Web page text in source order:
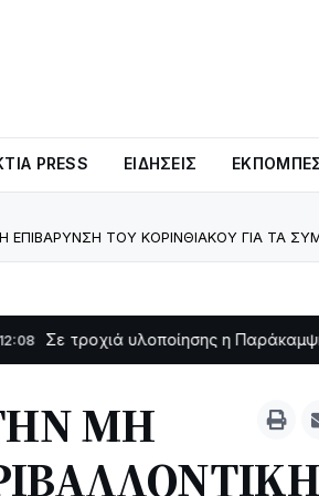
PRESS ΕΙΔΉΣΕΙΣ
ΕΠΙΒΑΡΥΝΣΗ ΤΟΥ ΚΟΡΙΝΘΙΑΚΟΥ ΓΙΑ ΤΑ
υλοποίησης η Παράκαμψη του
ΜΗ